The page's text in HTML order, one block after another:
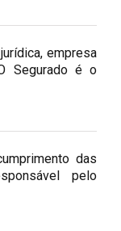
empresa
Segurado é o
das
pelo